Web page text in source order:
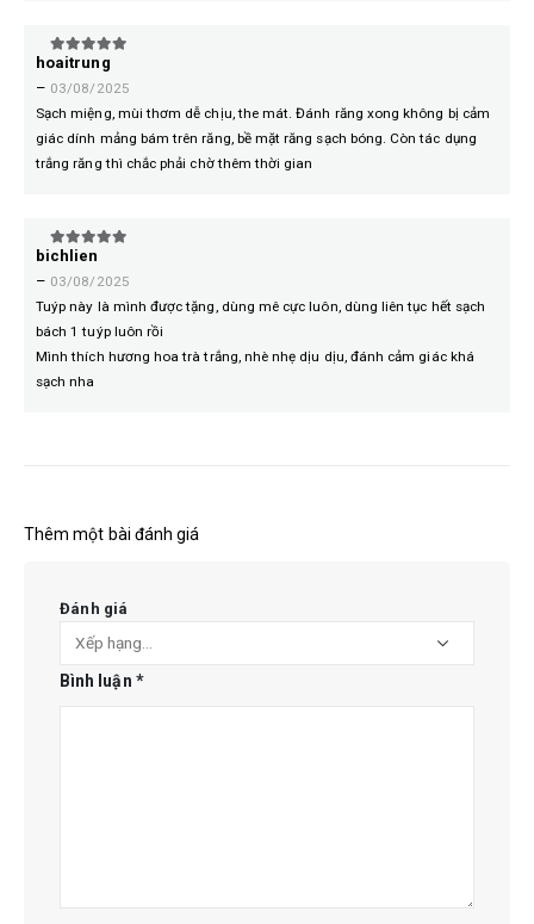
5trên 5
hoaitrung
– 03/08/2025
Sạch miệng, mùi thơm dễ chịu, the mát. Đánh răng xong không bị cảm
giác dính mảng bám trên răng, bề mặt răng sạch bóng. Còn tác dụng
trắng răng thì chắc phải chờ thêm thời gian
5 trên 5
bichlien
– 03/08/2025
Tuýp này là mình được tặng, dùng mê cực luôn, dùng liên tục hết sạch
bách 1 tuýp luôn rồi
Mình thích hương hoa trà trắng, nhè nhẹ dịu dịu, đánh cảm giác khá
sạch nha
Thêm một bài đánh giá
Đánh giá
Bình luận *